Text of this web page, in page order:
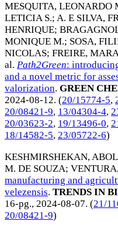
MESQUITA, LEONARDO
LETICIA S.; A. E SILVA,
HENRIQUE;
MONIQUE M.; SOSA,
NICOLAS; FREIRE,
al. Path2Green:
and a novel metric for
valorization. GREEN
2024-08-12. (20/15774-5,
20/08421-9, 13/04304-4,
20/03623-2, 19/13496-0,
18/14582-5, 23/05722-6)
KESHMIRSHEKAN,
M. DE SOUZA;
manufacturing and
velezensis. TRENDS IN
16-pg., 2024-08-07. (21/
20/08421-9)